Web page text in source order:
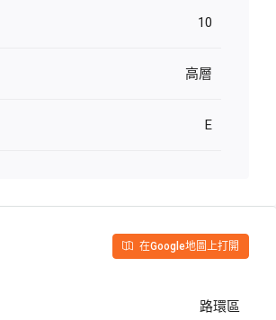
10
高層
E
在Google地圖上打開
路環區